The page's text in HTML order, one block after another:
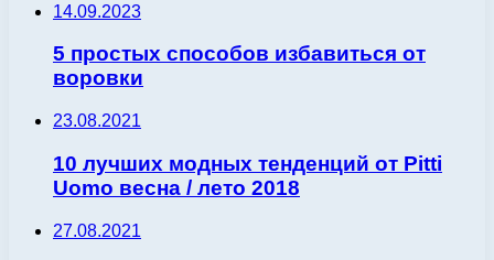
14.09.2023
5 простых способов избавиться от
воровки
23.08.2021
10 лучших модных тенденций от Pitti
Uomo весна / лето 2018
27.08.2021